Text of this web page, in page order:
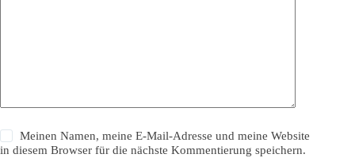
Meinen Namen, meine E-Mail-Adresse und meine Website
in diesem Browser für die nächste Kommentierung speichern.